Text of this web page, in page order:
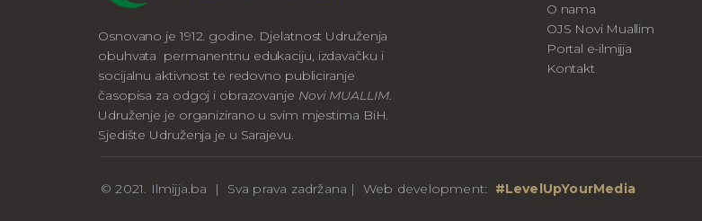
Osnovano je 1912. godine. Djelatnost Udruženja
obuhvata permanentnu edukaciju, izdavačku i
socijalnu aktivnost te redovno publiciranje
časopisa za odgoj i obrazovanje Novi MUALLIM.
Udruženje je organizirano u svim mjestima BiH.
Sjedište Udruženja je u Sarajevu.
O nama
OJS Novi Muallim
Portal e-ilmijja
Kontakt
© 2021. Ilmijja.ba | Sva prava zadržana | Web development: #LevelUpYourMedia